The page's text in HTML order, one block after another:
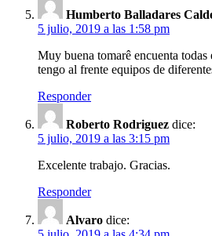
Humberto Balladares
5 julio, 2019 a las 1:58 pm
Muy buena tomarê encuenta todas
tengo al frente equipos de
Responder
Roberto Rodriguez dice:
5 julio, 2019 a las 3:15 pm
Excelente trabajo. Gracias.
Responder
Alvaro dice: